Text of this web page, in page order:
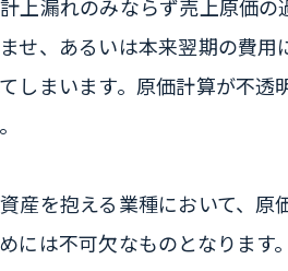
上漏れのみならず売上原価の
せ、あるいは本来翌期の費
しまいます。原価計算が不
産を抱える業種において、
には不可欠なものとなりま